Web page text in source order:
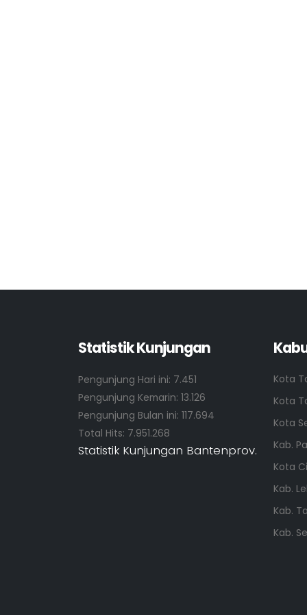
Statistik Kunjungan
Pengunjung Hari ini: 7.451
Pengunjung Kemarin: 13.126
Pengunjung Bulan ini: 117.694
Total Hits: 7.951.268
Statistik Kunjungan Bantenprov.
Kota
Kota
Kota
Kab.
Kota
Kab.
Kab.
Kab.